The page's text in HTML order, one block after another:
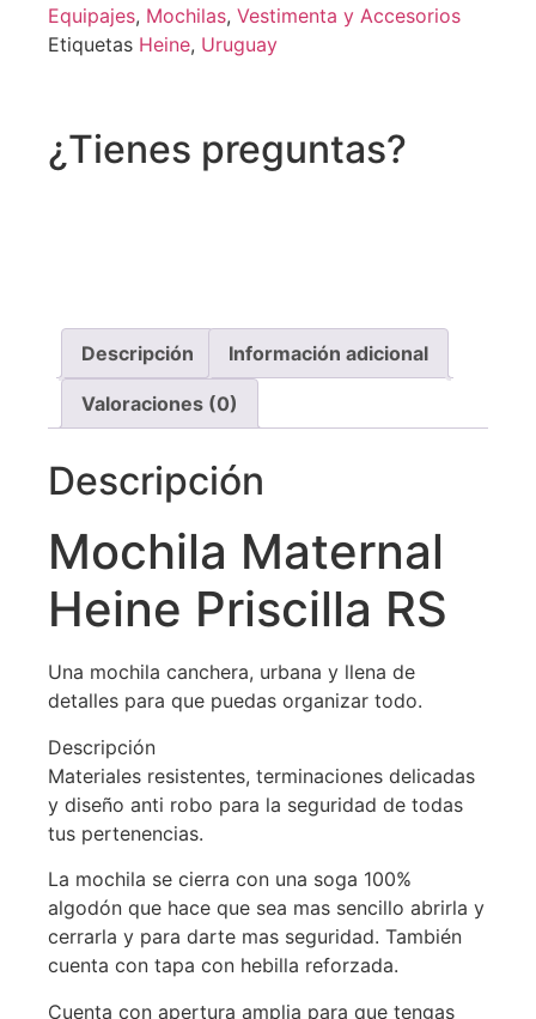
Equipajes, Mochilas, Vestimenta y Accesorios
Etiquetas Heine, Uruguay
¿Tienes preguntas?
Descripción Información adicional
Valoraciones (0)
Descripción
Mochila Maternal
Heine Priscilla RS
Una mochila canchera, urbana y llena de
detalles para que puedas organizar todo.
Descripción
Materiales resistentes, terminaciones delicadas
y diseño anti robo para la seguridad de todas
tus pertenencias.
La mochila se cierra con una soga 100%
algodón que hace que sea mas sencillo abrirla y
cerrarla y para darte mas seguridad. También
cuenta con tapa con hebilla reforzada.
Cuenta con apertura amplia para que tengas